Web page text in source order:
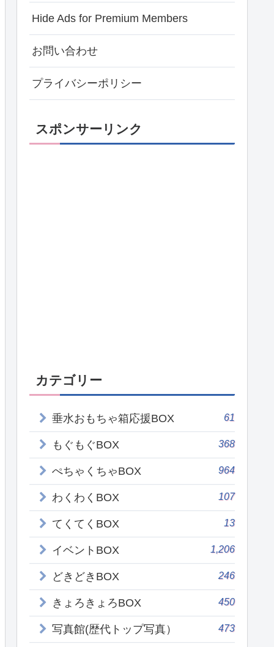
Hide Ads for Premium Members
お問い合わせ
プライバシーポリシー
スポンサーリンク
カテゴリー
垂水おもちゃ箱応援BOX 61
もぐもぐBOX 368
ぺちゃくちゃBOX 964
わくわくBOX 107
てくてくBOX 13
イベントBOX 1,206
どきどきBOX 246
きょろきょろBOX 450
写真館(歴代トップ写真） 473